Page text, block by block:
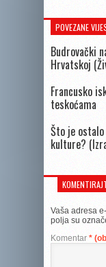
POVEZANE
Budrovački
Hrvatskoj
Francusko
teskoćama
Što je
kulture?
Vaša adresa
polja su
Komentar *